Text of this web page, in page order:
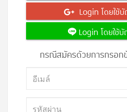
Login โดยใช้
Login โดยใช้
กรณีสมัครด้วยการกรอ